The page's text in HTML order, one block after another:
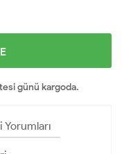
günü kargoda.